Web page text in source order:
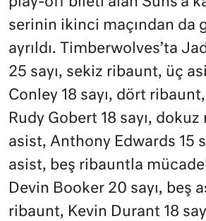
serinin ikinci maçından da
ayrıldı. Timberwolves’ta
25 sayı, sekiz ribaunt, üç
Conley 18 sayı, dört
Rudy Gobert 18 sayı,
asist, Anthony Edwards 15
asist, beş ribauntla
Devin Booker 20 sayı, beş
ribaunt, Kevin Durant 18